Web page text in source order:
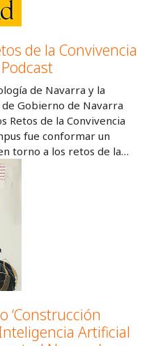
de la Convivencia
de Navarra y la
de Gobierno de Navarra
Retos de la Convivencia
fue conformar un
torno a los retos de la…
‘Construcción
Artificial